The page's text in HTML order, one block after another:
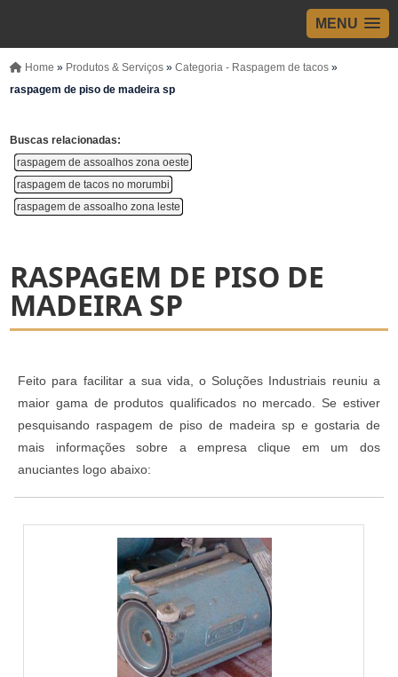
MENU
Home » Produtos & Serviços»Categoria - Raspagem de tacos»
raspagem de piso de madeira sp
Buscas relacionadas:
raspagem de assoalhos zona oeste
raspagem de tacos no morumbi
raspagem de assoalho zona leste
RASPAGEM DE PISO DE
MADEIRA SP
Feito para facilitar a sua vida, o Soluções Industriais reuniu a
maior gama de produtos qualificados no mercado. Se estiver
pesquisando raspagem de piso de madeira sp e gostaria de
mais informações sobre a empresa clique em um dos
anuciantes logo abaixo: